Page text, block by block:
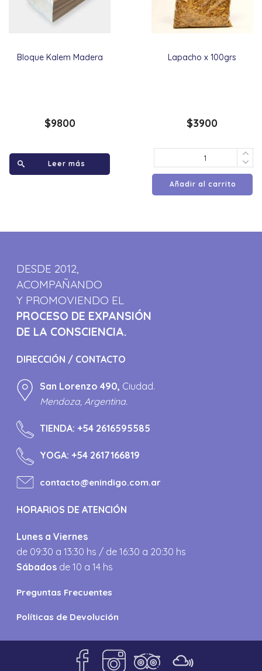
Bloque Kalem Madera
$9800
Leer más
Lapacho x 100grs
$3900
Añadir al carrito
DESDE 2012,
ACOMPAÑANDO
Y PROMOVIENDO EL
PROCESO DE EXPANSIÓN
DE LA CONSCIENCIA.
DIRECCIÓN / CONTACTO
San Lorenzo 490, Ciudad.
Mendoza, Argentina.
TIENDA:+54 2616595585
YOGA:+54 2617166819
contacto@enindigo.com.ar
HORARIOS DE ATENCIÓN
Lunes a Viernes
de 09:30 a 13:30 hs / de 16:30 a 20:30 hs
Sábados de 10 a 14 hs
Preguntas Frecuentes
Políticas de Devolución